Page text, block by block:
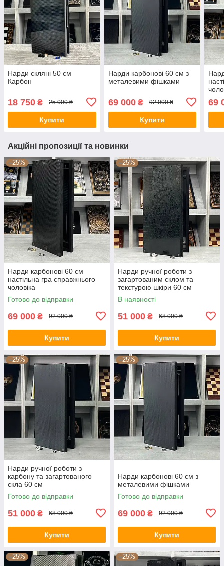
Нарди скляні 50 см
Карбон
18 750 ₴ 25 000 ₴
Купити
Нарди карбонові 60 см з
металевими фішками
69 000₴ 92 000 ₴
Купити
69
Акційні пропозиції та новинки
–25%
Нарди карбонові 60 см
настільна гра справжнього
чоловіка
Готово до відправки
69 000 ₴ 92 000 ₴
Купити
–25%
Нарди ручної роботи з
загартованим склом та
текстурою шкіри 60 см
В наявності
51 000 ₴ 68 000 ₴
Купити
–25%
Нарди ручної роботи з
карбону та загартованого
скла 60 см
Готово до відправки
51 000 ₴ 68 000 ₴
Купити
–25%
Нарди карбонові 60 см з
металевими фішками
Готово до відправки
69 000 ₴ 92 000 ₴
Купити
–25% –25%